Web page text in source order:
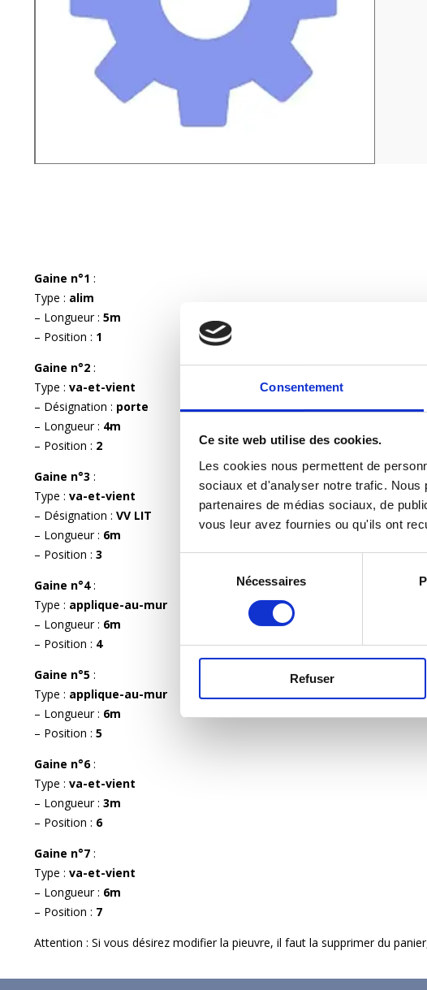
Consentement
Ce site web utilise des cookies.
Les cookies nous permettent de
sociaux et d'analyser notre trafic. Nous
partenaires de médias sociaux, de
vous leur avez fournies ou qu'ils ont
consentement
Nécessaires
Refuser
Gaine n°1 :
Type : alim
– Longueur : 5m
– Position : 1
Gaine n°2 :
Type : va-et-vient
– Désignation : porte
– Longueur : 4m
– Position : 2
Gaine n°3 :
Type : va-et-vient
– Désignation : VV LIT
– Longueur : 6m
– Position : 3
Gaine n°4:
Type : applique-au-mur
– Longueur : 6m
– Position : 4
Gaine n°5 :
Type : applique-au-mur
– Longueur : 6m
– Position : 5
Gaine n°6:
Type : va-et-vient
– Longueur : 3m
– Position : 6
Gaine n°7 :
Type : va-et-vient
– Longueur : 6m
– Position : 7
Attention : Si vous désirez modifier la pieuvre, il faut la supprimer du